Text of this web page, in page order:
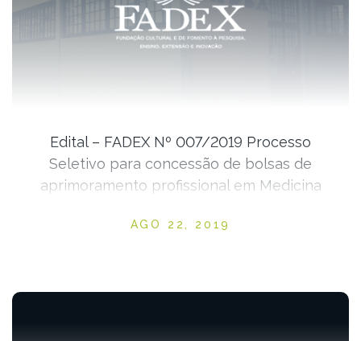
Edital – FADEX Nº 007/2019 Processo
Seletivo para concessão de bolsas de
aprimoramento profissional em Medicina
Posted on
AGO 22, 2019